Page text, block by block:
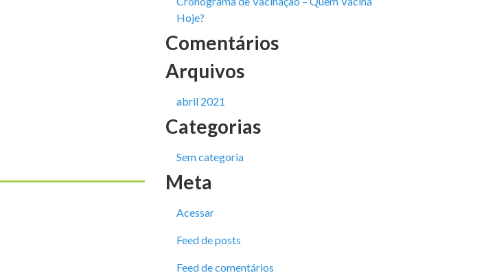
Hoje?
Comentários
Arquivos
abril 2021
Categorias
Sem categoria
Meta
Acessar
Feed de posts
Feed de comentários